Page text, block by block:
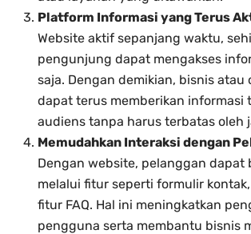
Platform Informasi yang Terus
Website aktif sepanjang waktu,
pengunjung dapat mengakses
saja. Dengan demikian, bisnis atau
dapat terus memberikan informasi
audiens tanpa harus terbatas oleh
Memudahkan Interaksi dengan
Dengan website, pelanggan dapat
melalui fitur seperti formulir
fitur FAQ. Hal ini meningkatkan
pengguna serta membantu bisnis